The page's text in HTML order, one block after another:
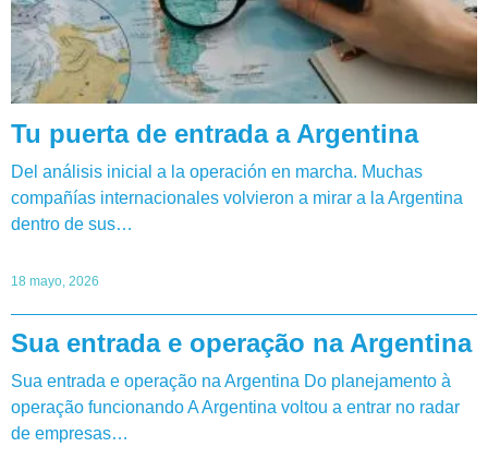
Tu puerta de entrada a Argentina
Del análisis inicial a la operación en marcha. Muchas
compañías internacionales volvieron a mirar a la Argentina
dentro de sus…
18 mayo, 2026
Sua entrada e operação na Argentina
Sua entrada e operação na Argentina Do planejamento à
operação funcionando A Argentina voltou a entrar no radar
de empresas…